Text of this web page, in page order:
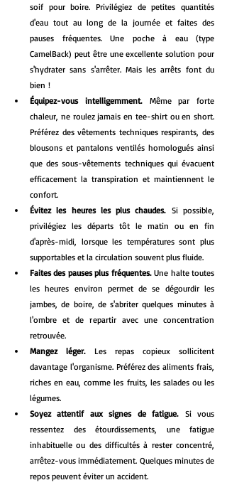
soif pour boire. Privilégiez de petites quantités
d'eau tout au long de la journée et faites des
pauses fréquentes. Une poche à eau (type
CamelBack) peut être une excellente solution pour
s'hydrater sans s'arrêter. Mais les arrêts font du
bien !
Équipez-vous intelligemment. Même par forte
chaleur, ne roulez jamais en tee-shirt ou en short.
Préférez des vêtements techniques respirants, des
blousons et pantalons ventilés homologués ainsi
que des sous-vêtements techniques qui évacuent
efficacement la transpiration et maintiennent le
confort.
Évitez les heures les plus chaudes. Si possible,
privilégiez les départs tôt le matin ou en fin
d'après-midi, lorsque les températures sont plus
supportables et la circulation souvent plus fluide.
Faites des pauses plus fréquentes. Une halte toutes
les heures environ permet de se dégourdir les
jambes, de boire, de s'abriter quelques minutes à
l'ombre et de repartir avec une concentration
retrouvée.
Mangez léger. Les repas copieux sollicitent
davantage l'organisme. Préférez des aliments frais,
riches en eau, comme les fruits, les salades ou les
légumes.
Soyez attentif aux signes de fatigue. Si vous
ressentez des étourdissements, une fatigue
inhabituelle ou des difficultés à rester concentré,
arrêtez-vous immédiatement. Quelques minutes de
repos peuvent éviter un accident.